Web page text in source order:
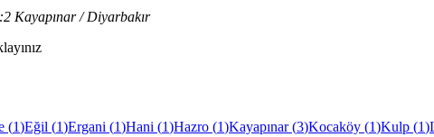
Kayapınar / Diyarbakır
(1)Eğil (1)Ergani (1)Hani (1)Hazro (1)Kayapınar(3)Kocaköy (1)Kulp (1)